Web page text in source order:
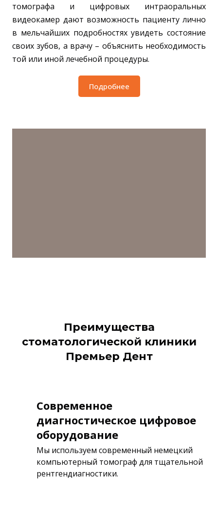
томографа и цифровых интраоральных
видеокамер дают возможность пациенту лично
в мельчайших подробностях увидеть состояние
своих зубов, а врачу – объяснить необходимость
той или иной лечебной процедуры.
Подробнее
Преимущества
стоматологической клиники
Премьер Дент
Современное
диагностическое цифровое
оборудование
Мы используем современный немецкий
компьютерный томограф для тщательной
рентгендиагностики.